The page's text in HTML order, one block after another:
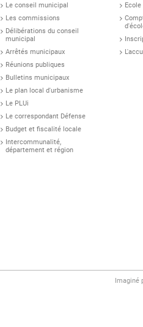
Le conseil municipal
Les commissions
Délibérations du conseil
municipal
Arrêtés municipaux
Réunions publiques
Bulletins municipaux
Le plan local d'urbanisme
Le PLUi
Le correspondant Défense
Budget et fiscalité locale
Intercommunalité,
département et région
Imaginé